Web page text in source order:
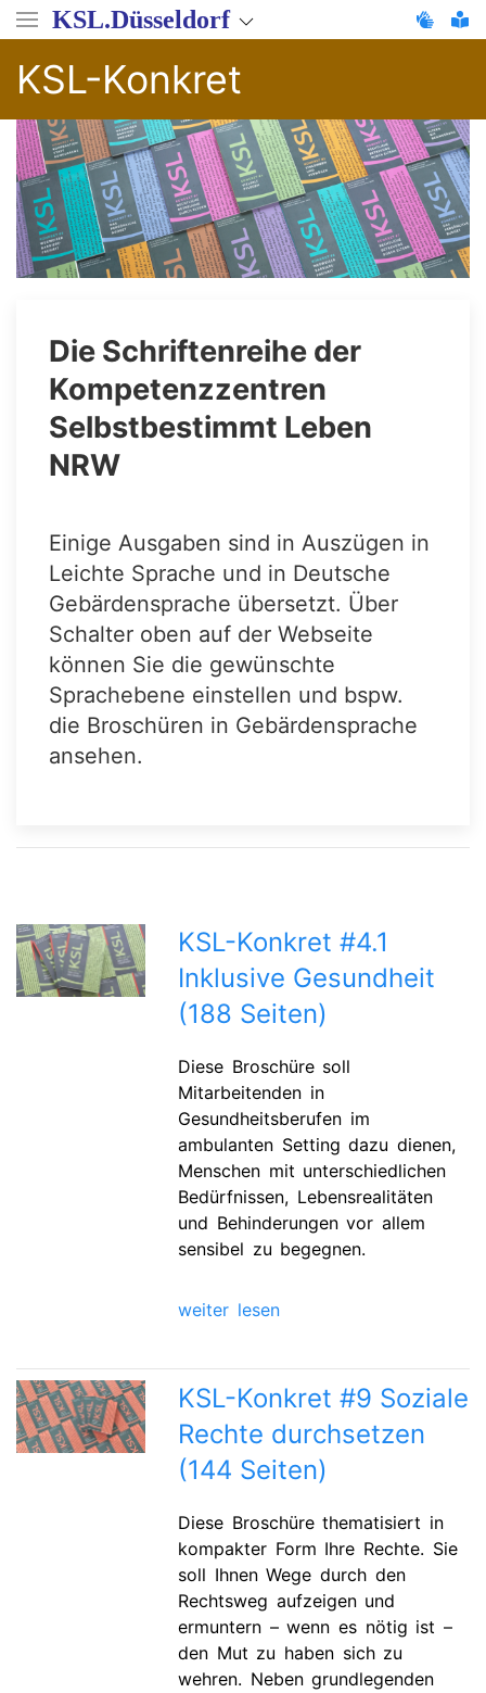
Direkt
zum
Inhalt
KSL.Düsseldorf
KSL-Konkret
Die Schriftenreihe der
Kompetenzzentren
Selbstbestimmt Leben
NRW
Einige Ausgaben sind in Auszügen in
Leichte Sprache und in Deutsche
Gebärdensprache übersetzt. Über
Schalter oben auf der Webseite
können Sie die gewünschte
Sprachebene einstellen und bspw.
die Broschüren in Gebärdensprache
ansehen.
KSL-Konkret #4.1
Inklusive Gesundheit
(188 Seiten)
Diese Broschüre soll
Mitarbeitenden in
Gesundheitsberufen im
ambulanten Setting dazu dienen,
Menschen mit unterschiedlichen
Bedürfnissen, Lebensrealitäten
und Behinderungen vor allem
sensibel zu begegnen.
weiter lesen
KSL-Konkret #9 Soziale
Rechte durchsetzen
(144 Seiten)
Diese Broschüre thematisiert in
kompakter Form Ihre Rechte. Sie
soll Ihnen Wege durch den
Rechtsweg aufzeigen und
ermuntern – wenn es nötig ist –
den Mut zu haben sich zu
wehren. Neben grundlegenden